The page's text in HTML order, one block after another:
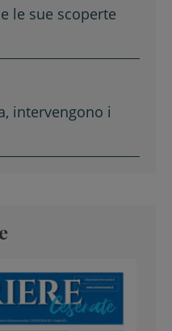
le sue scoperte
intervengono i